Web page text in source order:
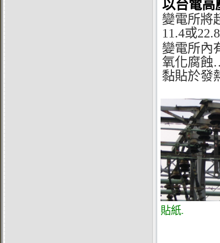
以台電高
變電所將
11.4或
變電所內
氧化腐蝕
黏貼於發
貼紙.